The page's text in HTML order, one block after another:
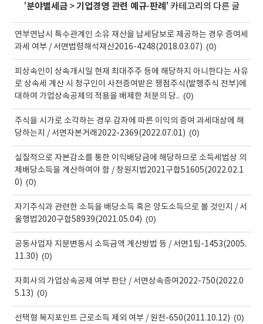
'분야별세금>기업경영 관련 예규·판례 ' 카테고리의 다른 글
연부연납시 특수관계인 소유 재산을 납세담보로 제공하는 경우 증여세
과세 여부 / 서면법령해석재산2016-4248(2018.03.07) (0)
피상속인이 상속개시일 현재 최대주주 등에 해당하지 아니한다는 사유
로 상속세 계산 시 청구인이 사전증여받은 쟁점주식(발행주식 전부)에
대하여 가업상속공제의 적용을 배제한 처분의 당.. (0)
주식을 시가로 소각하는 경우 감자에 따른 이익의 증여 과세대상에 해
당하는지 / 서면자본거래2022-2369(2022.07.01) (0)
실질적으로 자본감소를 통한 이익배당금에 해당하므로 소득세법상 의
제배당소득을 계산하여야 함 / 창원지법2021구합51605(2022.02.1
0) (0)
자기주식과 관련한 소득을 배당소득 혹은 양도소득으로 볼 것인지 / 서
울행법2020구합58939(2021.05.04) (0)
공동사업자 지분변동시 소득금액 계산방법 등 / 서면1팀-1453(2005.
11.30) (0)
자회사의 가업상속공제 여부 판단 / 서면상속증여2022-750(2022.0
5.13) (0)
선택형 복지포인트 근로소득 제외 여부 / 원천-650(2011.10.12) (0)